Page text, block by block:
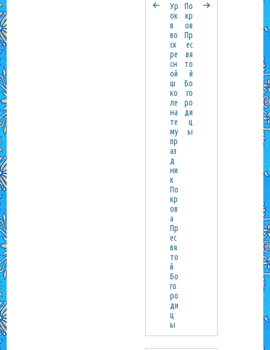
Ур
ок
в
во
ск
ре
сн
ой
ш
ко
ле
на
те
му
пр
аз
д
ни
к
По
кр
ов
а
Пр
ес
вя
то
й
Бо
го
ро
ди
ц
ы
По
кр
ов
Пр
ес
вя
то
й
Бо
го
ро
ди
ц
ы